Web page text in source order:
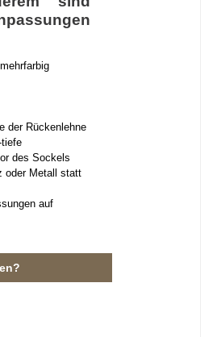
der Rückenlehne
des Sockels
oder Metall statt
auf